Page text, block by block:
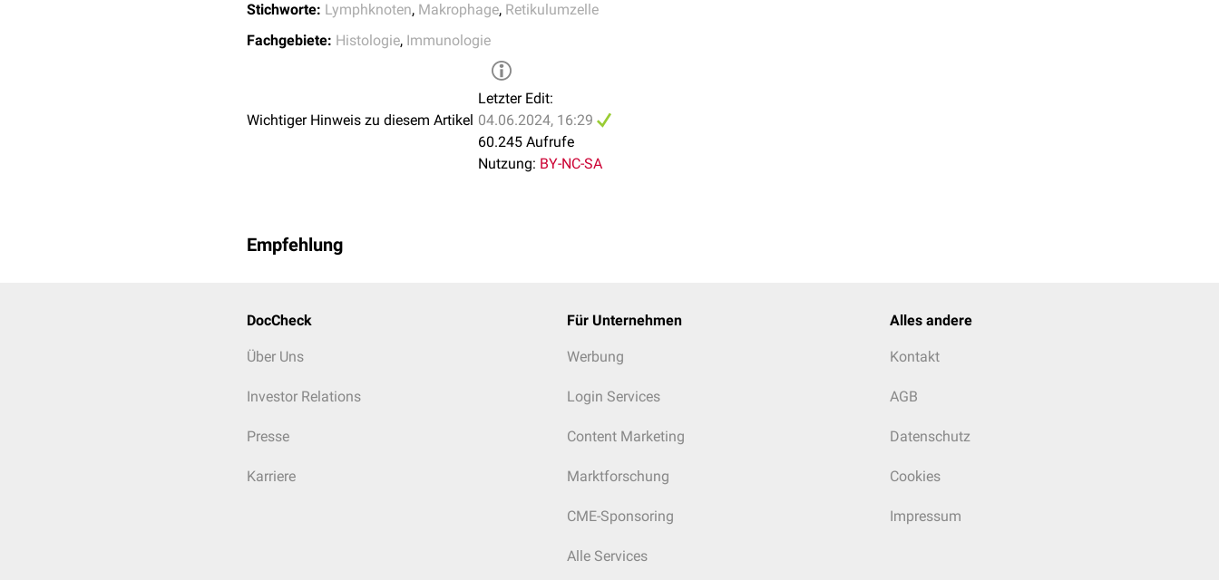
Stichworte: Lymphknoten, Makrophage, Retikulumzelle
Fachgebiete: Histologie, Immunologie
Wichtiger Hinweis zu diesem Artikel
Letzter Edit:
04.06.2024, 16:29
60.245 Aufrufe
Nutzung: BY-NC-SA
Empfehlung
DocCheck
Über Uns
Investor Relations
Presse
Karriere
Für Unternehmen
Werbung
Login Services
Content Marketing
Marktforschung
CME-Sponsoring
Alle Services
Alles andere
Kontakt
AGB
Datenschutz
Cookies
Impressum